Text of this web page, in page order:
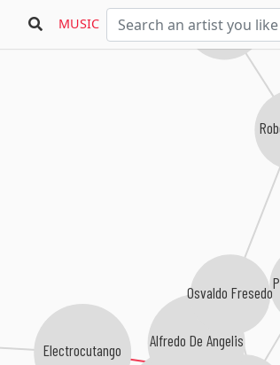
MUSIC
Alfredo De Angelis
Electrocutango
Osvaldo Fresedo
Florindo Sassone